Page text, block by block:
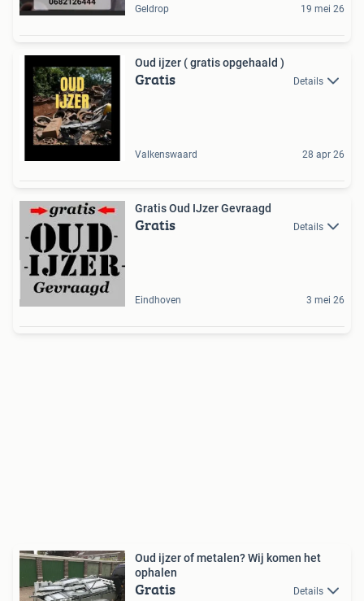
Geldrop 19 mei 26
Oud ijzer ( gratis opgehaald )
Gratis Details
Valkenswaard 28 apr 26
Gratis Oud IJzer Gevraagd
Gratis Details
Eindhoven 3 mei 26
Oud ijzer of metalen? Wij komen het
ophalen
Gratis Details